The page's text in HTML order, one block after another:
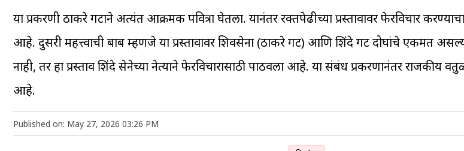
या प्रकरणी ठाकरे गटाने अत्यंत आक्रमक पवित्रा घेतला. यानंतर रक्तपेढीच्या प्रस्तावावर फेरविचार
आहे. दुसरी महत्त्वाची बाब म्हणजे या प्रस्तावावर शिवसेना (ठाकरे गट) आणि शिंदे गट दोघांचे एकमत
नाही, तर हा प्रस्ताव शिंदे सेनेच्या नेत्याने फेरविचारासाठी पाठवला आहे. या संबंध प्रकरणानंतर राजकीय
आहे.
Published on: May 27, 2026 03:26 PM